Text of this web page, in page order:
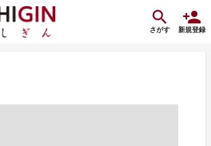
さがす 新規登録